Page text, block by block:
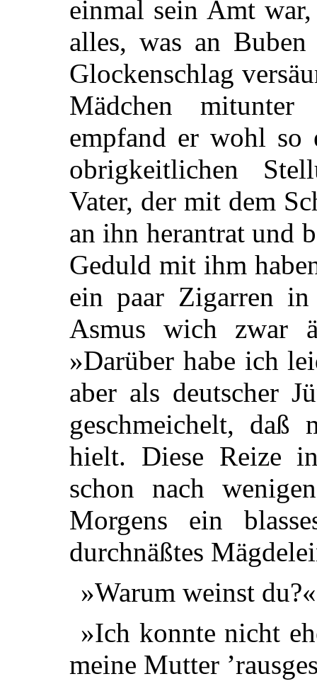
einmal sein Amt
alles, was an
Glockenschlag
Mädchen
empfand er wohl so
obrigkeitlichen
Vater, der mit dem
an ihn herantrat und
Geduld mit ihm
ein paar Zigarren
Asmus wich zwar
»Darüber habe ich
aber als deutscher
geschmeichelt,
hielt. Diese Reize
schon nach
Morgens ein
durchnäßtes
»Warum weinst
»Ich konnte nicht
meine Mutter